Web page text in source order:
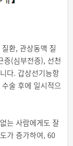
환, 관상동맥 질
증(심부전증), 선천
다. 갑상선기능항
술 후에 일시적으
는 사람에게도 잘
가 증가하여, 60